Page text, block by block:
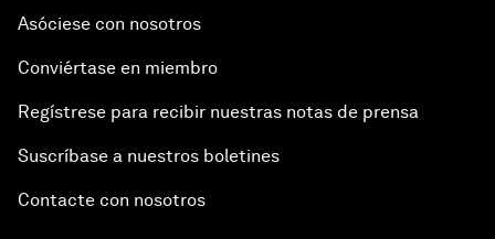
Asóciese con nosotros
Conviértase en miembro
Regístrese para recibir nuestras notas de prensa
Suscríbase a nuestros boletines
Contacte con nosotros